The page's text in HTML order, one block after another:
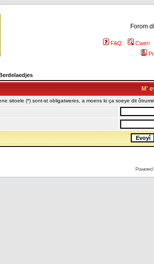
Forom
FAQ
Cweri
M'
sitoele (*) sont-st obligatweres, a moens ki ça soeye dit
Powered